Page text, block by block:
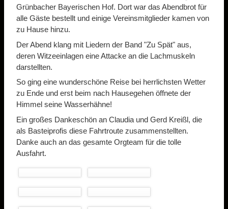
Grünbacher Bayerischen Hof. Dort war das Abendbrot für
alle Gäste bestellt und einige Vereinsmitglieder kamen von
zu Hause hinzu.
Der Abend klang mit Liedern der Band "Zu Spät" aus,
deren Witzeeinlagen eine Attacke an die Lachmuskeln
darstellten.
So ging eine wunderschöne Reise bei herrlichsten Wetter
zu Ende und erst beim nach Hausegehen öffnete der
Himmel seine Wasserhähne!
Ein großes Dankeschön an Claudia und Gerd Kreißl, die
als Basteiprofis diese Fahrtroute zusammenstellten.
Danke auch an das gesamte Orgteam für die tolle
Ausfahrt.